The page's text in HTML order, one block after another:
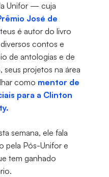
Unifor — cuja
José de
é autor do livro
contos e
de antologias e de
seus projetos na área
como mentor de
para a Clinton
semana, ele fala
pela Pós-Unifor e
tem ganhado